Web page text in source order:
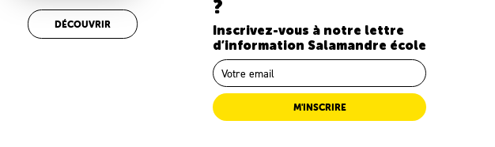
DÉCOUVRIR
?
Inscrivez-vous à notre lettre
d’information Salamandre école
M'INSCRIRE